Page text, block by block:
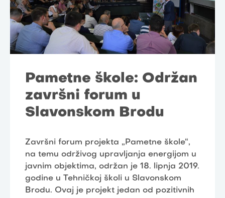
Pametne škole: Održan
završni forum u
Slavonskom Brodu
Završni forum projekta „Pametne škole“,
na temu održivog upravljanja energijom u
javnim objektima, održan je 18. lipnja 2019.
godine u Tehničkoj školi u Slavonskom
Brodu. Ovaj je projekt jedan od pozitivnih